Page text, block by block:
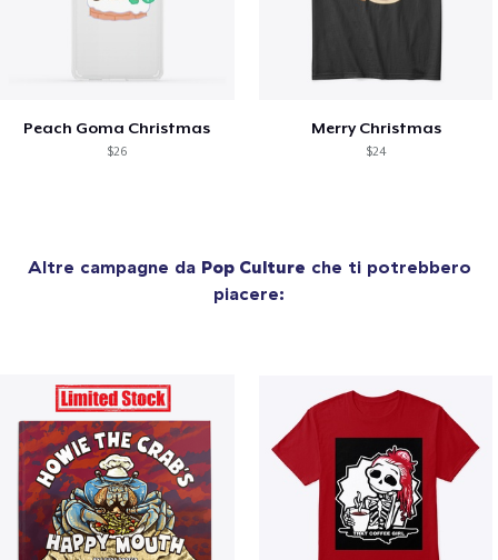
Peach Goma Christmas
$26
Merry Christmas
$24
Altre campagne da Pop Culture che ti potrebbero
piacere: